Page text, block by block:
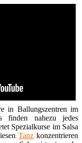
in Ballungszentren im
finden nahezu jedes
Spezialkurse im Salsa
Tanz konzentrieren